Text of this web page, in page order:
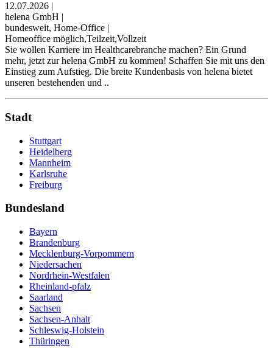
12.07.2026 |
helena GmbH |
bundesweit, Home-Office |
Homeoffice möglich,Teilzeit,Vollzeit
Sie wollen Karriere im Healthcarebranche machen? Ein Grund
mehr, jetzt zur helena GmbH zu kommen! Schaffen Sie mit uns den
Einstieg zum Aufstieg. Die breite Kundenbasis von helena bietet
unseren bestehenden und ..
Stadt
Stuttgart
Heidelberg
Mannheim
Karlsruhe
Freiburg
Bundesland
Bayern
Brandenburg
Mecklenburg-Vorpommern
Niedersachen
Nordrhein-Westfalen
Rheinland-pfalz
Saarland
Sachsen
Sachsen-Anhalt
Schleswig-Holstein
Thüringen